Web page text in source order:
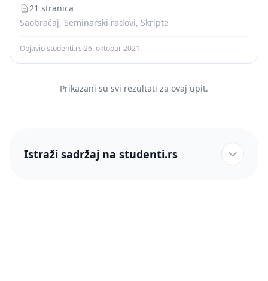
21 stranica
Saobraćaj, Seminarski radovi, Skripte
Objavio studenti.rs·26. oktobar 2021.
Prikazani su svi rezultati za ovaj upit.
Istraži sadržaj na studenti.rs